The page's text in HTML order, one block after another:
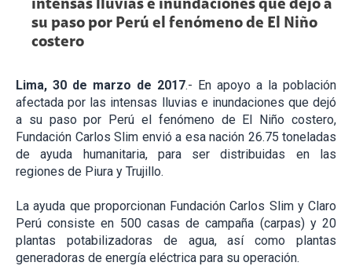
intensas lluvias e inundaciones que dejó a
su paso por Perú el fenómeno de El Niño
costero
Lima, 30 de marzo de 2017.- En apoyo a la población
afectada por las intensas lluvias e inundaciones que dejó
a su paso por Perú el fenómeno de El Niño costero,
Fundación Carlos Slim envió a esa nación 26.75 toneladas
de ayuda humanitaria, para ser distribuidas en las
regiones de Piura y Trujillo.
La ayuda que proporcionan Fundación Carlos Slim y Claro
Perú consiste en 500 casas de campaña (carpas) y 20
plantas potabilizadoras de agua, así como plantas
generadoras de energía eléctrica para su operación.